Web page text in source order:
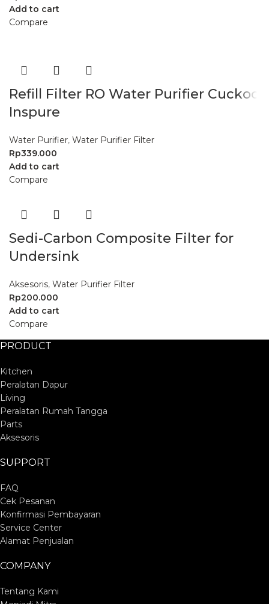
Add to cart
Compare
Refill Filter RO Water Purifier Cuckoo
Inspure
Water Purifier, Water Purifier Filter
Rp339.000
Add to cart
Compare
Sedi-Carbon Composite Filter for
Undersink
Aksesoris, Water Purifier Filter
Rp200.000
Add to cart
Compare
PRODUCT
Kitchen
Peralatan Dapur
Living
Peralatan Rumah Tangga
Parts
Aksesoris
SUPPORT
FAQ
Cek Pesanan
Konfirmasi Pembayaran
Service Center
Alamat Penjualan
COMPANY
Tentang Kami